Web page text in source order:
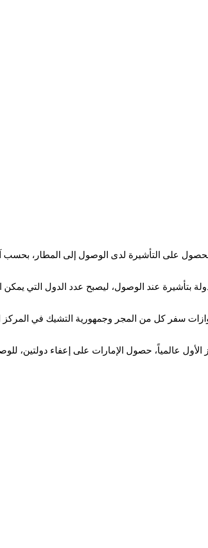
دولة في العالم من دون تأشيرة مسبقة، أو الحصول على التأشيرة لدى
سفر كل من المجر وجمهورية التشيك في المركز